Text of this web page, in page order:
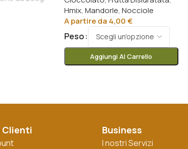
Hmix, Mandorle, Nocciole
A partire da 4,00€
Peso
Aggiungi Al Carrello
Clienti Business
I nostri Servizi